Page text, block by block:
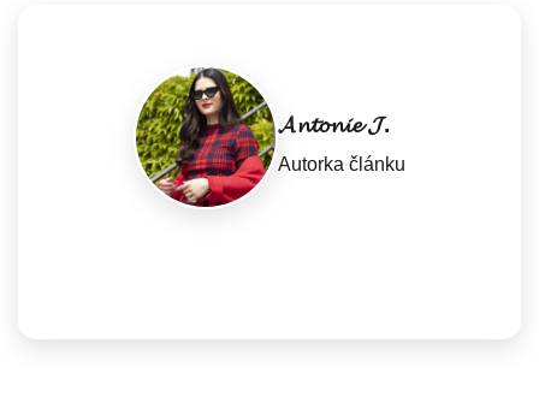
𝓐𝓷𝓽𝓸𝓷𝓲𝓮 𝓙.
Autorka článku